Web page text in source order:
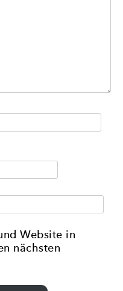
Website in
nächsten